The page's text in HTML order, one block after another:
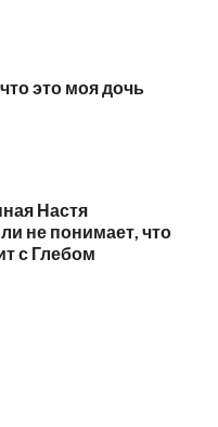
это моя дочь
Настя
не понимает, что
с Глебом